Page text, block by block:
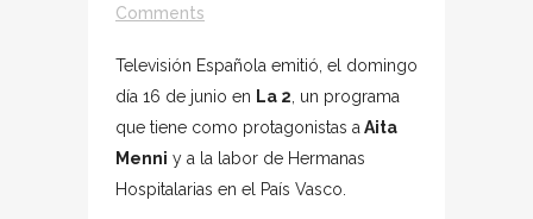
Comments
Televisión Española emitió, el domingo
día 16 de junio en La 2 , un programa
que tiene como protagonistas a Aita
Menni y a la labor de Hermanas
Hospitalarias en el País Vasco.